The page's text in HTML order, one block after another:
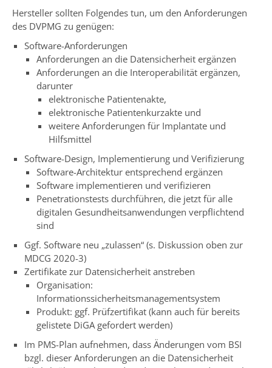
Hersteller sollten Folgendes tun, um den Anforderungen
des DVPMG zu genügen:
Software-Anforderungen
Anforderungen an die Datensicherheit ergänzen
Anforderungen an die Interoperabilität ergänzen,
darunter
elektronische Patientenakte,
elektronische Patientenkurzakte und
weitere Anforderungen für Implantate und
Hilfsmittel
Software-Design, Implementierung und Verifizierung
Software-Architektur entsprechend ergänzen
Software implementieren und verifizieren
Penetrationstests durchführen, die jetzt für alle
digitalen Gesundheitsanwendungen verpflichtend
sind
Ggf. Software neu „zulassen“ (s. Diskussion oben zur
MDCG 2020-3)
Zertifikate zur Datensicherheit anstreben
Organisation:
Informationssicherheitsmanagementsystem
Produkt: ggf. Prüfzertifikat (kann auch für bereits
gelistete DiGA gefordert werden)
Im PMS-Plan aufnehmen, dass Änderungen vom BSI
bzgl. dieser Anforderungen an die Datensicherheit